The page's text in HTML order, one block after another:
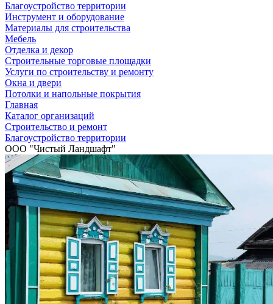
Благоустройство территории
Инструмент и оборудование
Материалы для строительства
Мебель
Отделка и декор
Строительные торговые площадки
Услуги по строительству и ремонту
Окна и двери
Потолки и напольные покрытия
Главная
Каталог организаций
Строительство и ремонт
Благоустройство территории
ООО "Чистый Ландшафт"